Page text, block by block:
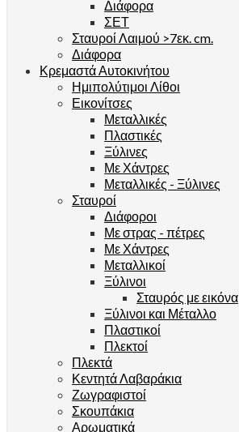
Διάφορα
ΣΕΤ
Σταυροί Λαιμού >7εκ. cm.
Διάφορα
Κρεμαστά Αυτοκινήτου
Ημιπολύτιμοι Λίθοι
Εικονίτσες
Μεταλλικές
Πλαστικές
Ξύλινες
Με Χάντρες
Μεταλλικές - Ξύλινες
Σταυροί
Διάφοροι
Με στρας - πέτρες
Με Χάντρες
Μεταλλικοί
Ξύλινοι
Σταυρός με εικόνα
Ξύλινοι και Μέταλλο
Πλαστικοί
Πλεκτοί
Πλεκτά
Κεντητά Λαβαράκια
Ζωγραφιστοί
Σκουπάκια
Αρωματικά